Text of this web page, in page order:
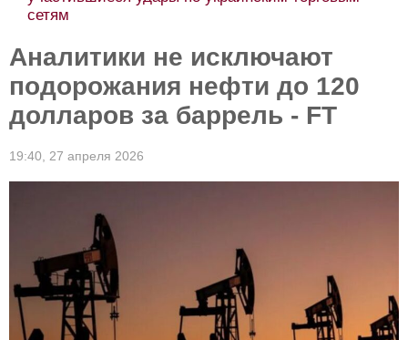
сетям
Аналитики не исключают
подорожания нефти до 120
долларов за баррель - FT
19:40, 27 апреля 2026